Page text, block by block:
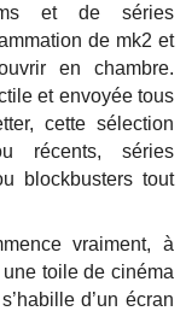
et de séries
de mk2 et
en chambre.
et envoyée tous
cette sélection
récents, séries
blockbusters tout
vraiment, à
toile de cinéma
d’un écran